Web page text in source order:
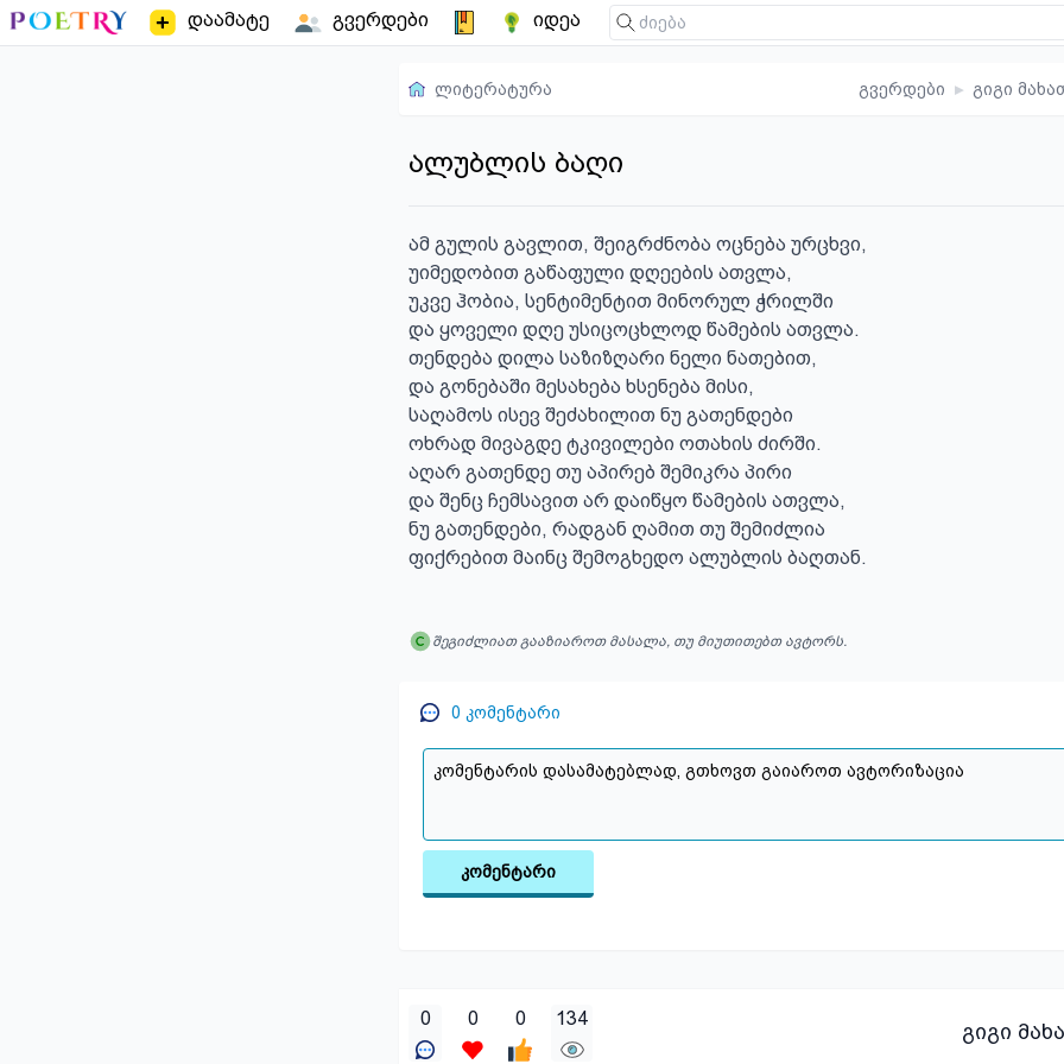
დაამატე გვერდები იდეა
ლიტერატურა გვერდები ▸ გიგი
ალუბლის ბაღი
ამ გულის გავლით, შეიგრძნობა ოცნება ურცხვი,
უიმედობით გაწაფული დღეების ათვლა,
უკვე ჰობია, სენტიმენტით მინორულ ჭრილში
და ყოველი დღე უსიცოცხლოდ წამების ათვლა.
თენდება დილა საზიზღარი ნელი ნათებით,
და გონებაში მესახება ხსენება მისი,
საღამოს ისევ შეძახილით ნუ გათენდები
ოხრად მივაგდე ტკივილები ოთახის ძირში.
აღარ გათენდე თუ აპირებ შემიკრა პირი
და შენც ჩემსავით არ დაიწყო წამების ათვლა,
ნუ გათენდები, რადგან ღამით თუ შემიძლია
ფიქრებით მაინც შემოგხედო ალუბლის ბაღთან.
შეგიძლიათ გააზიაროთ მასალა, თუ მიუთითებთ ავტორს.
0 კომენტარი
კომენტარი
0 0 0 134
გიგი